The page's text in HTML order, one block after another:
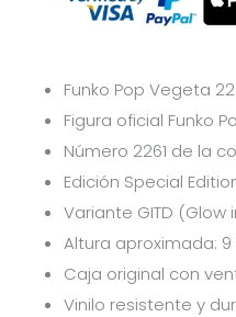
Funko Pop Vegeta
Figura oficial Funko
Número 2261 de la
Edición Special
Variante GITD (Glow
Altura aproximada: 9
Caja original con
Vinilo resistente y